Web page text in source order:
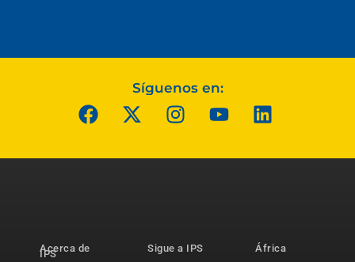
Síguenos en:
Acerca de
IPS
Sigue a IPS
África